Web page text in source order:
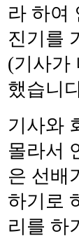
라 하여
진기를
(기사가
했습니
기사와
몰라서
은 선배
하기로
리를 하